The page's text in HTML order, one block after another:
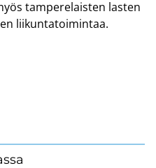
tam­pe­re­lais­ten las­ten
lii­kun­ta­toi­min­taa.